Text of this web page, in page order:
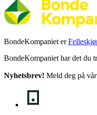
BondeKompaniet er
BondeKompaniet har det du
Nyhetsbrev! Meld deg på